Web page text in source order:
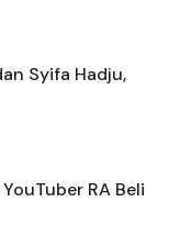
Syifa Hadju,
RA Beli